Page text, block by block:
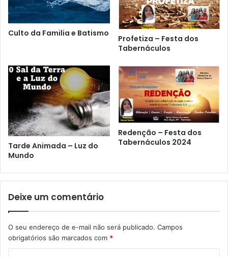
Culto da Familia e Batismo
Profetiza – Festa dos
Tabernáculos
Tarde Animada – Luz do
Mundo
Redenção – Festa dos
Tabernáculos 2024
Deixe um comentário
O seu endereço de e-mail não será publicado. Campos
obrigatórios são marcados com *